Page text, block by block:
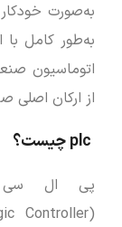
به‌صورت
از ارکان
پی ال سی